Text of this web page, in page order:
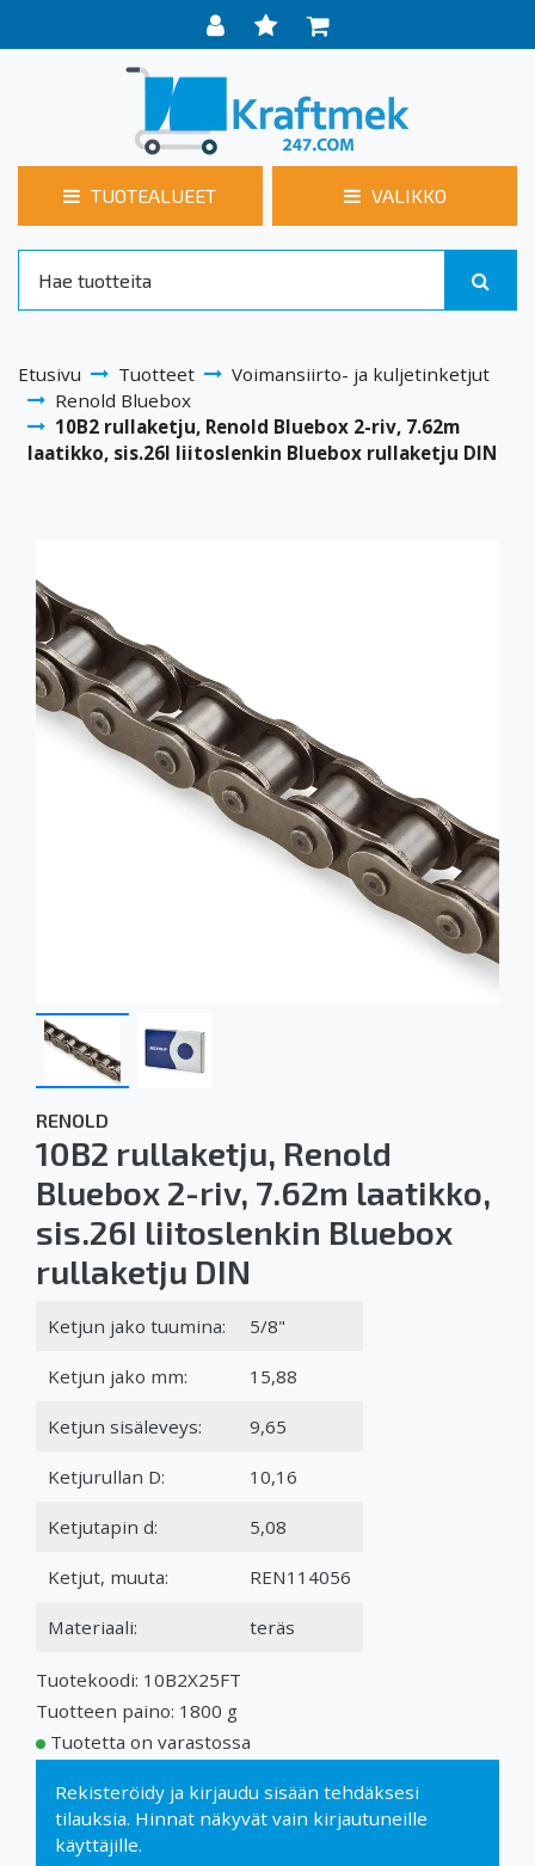
TUOTEALUEET VALIKKO
Etusivu Tuotteet
Voimansiirto- ja kuljetinketjut
Renold Bluebox
10B2 rullaketju, Renold Bluebox 2-riv, 7.62m
laatikko, sis.26I liitoslenkin Bluebox rullaketju DIN
RENOLD
10B2 rullaketju, Renold
Bluebox 2-riv, 7.62m laatikko,
sis.26I liitoslenkin Bluebox
rullaketju DIN
Ketjun jako tuumina: 5/8"
Ketjun jako mm: 15,88
Ketjun sisäleveys: 9,65
Ketjurullan D: 10,16
Ketjutapin d: 5,08
Ketjut, muuta: REN114056
Materiaali: teräs
Tuotekoodi: 10B2X25FT
Tuotteen paino: 1800 g
Tuotetta on varastossa
Rekisteröidy ja kirjaudu sisään tehdäksesi
tilauksia. Hinnat näkyvät vain kirjautuneille
käyttäjille.